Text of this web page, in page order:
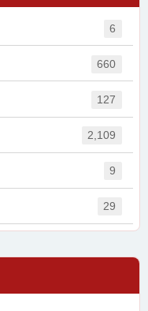
6
660
127
2,109
9
29